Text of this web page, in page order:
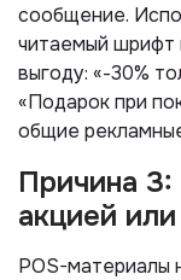
сообщение.
читаемый шрифт
выгоду: «-30%
«Подарок при
общие
Причина 3:
акцией
POS-материалы